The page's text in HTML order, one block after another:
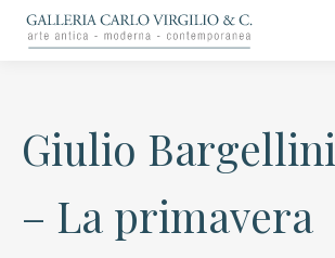
Carlo Virgilio & C.
Arte moderna e contemporanea
Giulio Bargellini
– La primavera